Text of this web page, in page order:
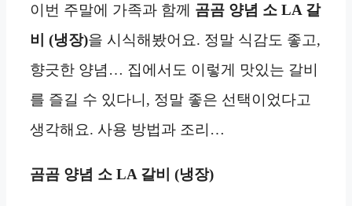
이번 주말에 가족과 함께 곰곰 양념 소 LA 갈
비 (냉장)을 시식해봤어요. 정말 식감도 좋고,
향긋한 양념… 집에서도 이렇게 맛있는 갈비
를 즐길 수 있다니, 정말 좋은 선택이었다고
생각해요. 사용 방법과 조리…
곰곰 양념 소 LA 갈비 (냉장)